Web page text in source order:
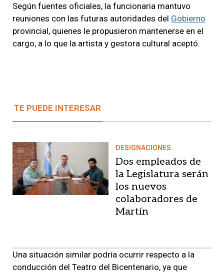
Según fuentes oficiales, la funcionaria mantuvo
reuniones con las futuras autoridades del Gobierno
provincial, quienes le propusieron mantenerse en el
cargo, a lo que la artista y gestora cultural aceptó.
TE PUEDE INTERESAR
DESIGNACIONES.
Dos empleados de
la Legislatura serán
los nuevos
colaboradores de
Martín
Una situación similar podría ocurrir respecto a la
conducción del Teatro del Bicentenario, ya que